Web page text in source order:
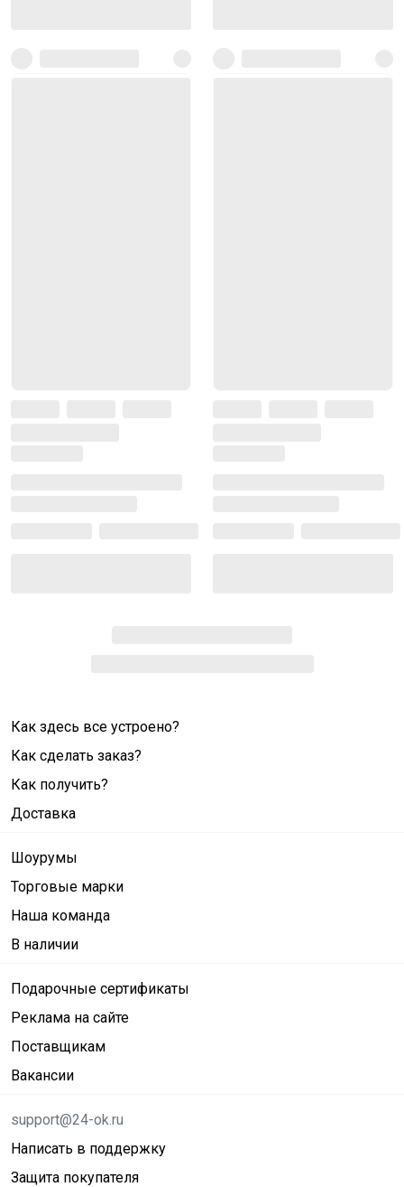
Как здесь все устроено?
Как сделать заказ?
Как получить?
Доставка
Шоурумы
Торговые марки
Наша команда
В наличии
Подарочные сертификаты
Реклама на сайте
Поставщикам
Вакансии
support@24-ok.ru
Написать в поддержку
Защита покупателя